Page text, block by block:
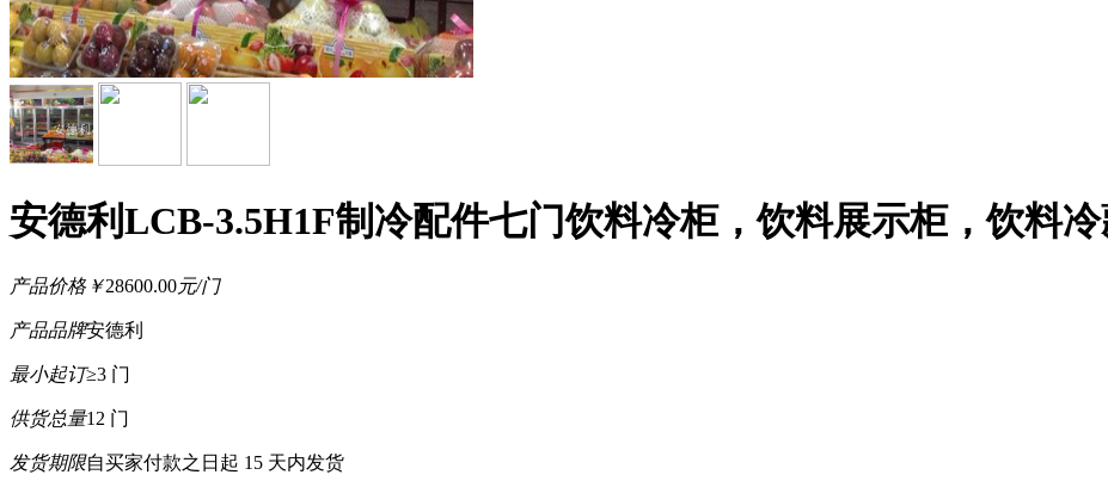
安德利LCB-3.5H1F制冷配件七门饮料冷柜，饮料展示柜，饮料
产品价格￥28600.00元/门
产品品牌安德利
最小起订≥3 门
供货总量12 门
发货期限自买家付款之日起 15 天内发货